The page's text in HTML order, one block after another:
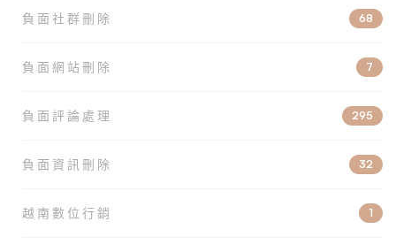
負面社群刪除 68
負面網站刪除 7
負面評論處理 295
負面資訊刪除 32
越南數位行銷 1